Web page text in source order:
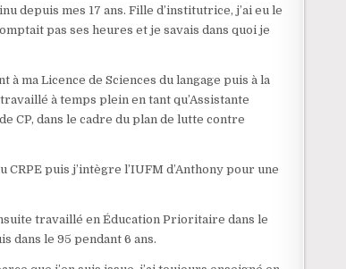
depuis mes 17 ans. Fille d’institutrice, j’ai eu le
pas ses heures et je savais dans quoi je
à ma Licence de Sciences du langage puis à la
à temps plein en tant qu’Assistante
CP, dans le cadre du plan de lutte contre
CRPE puis j’intègre l’IUFM d’Anthony pour une
travaillé en Éducation Prioritaire dans le
dans le 95 pendant 6 ans.